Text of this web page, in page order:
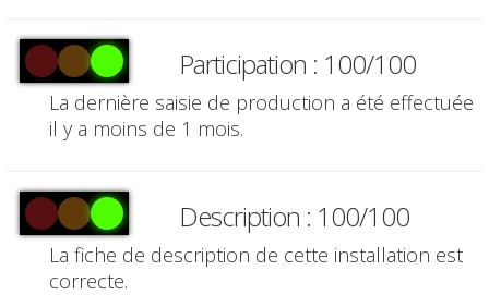
Participation : 100/100
La dernière saisie de production a été effectuée
il y a moins de 1 mois.
Description : 100/100
La fiche de description de cette installation est
correcte.